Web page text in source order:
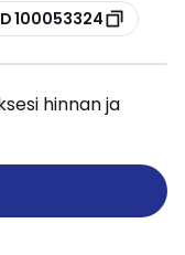
100053324
hinnan ja